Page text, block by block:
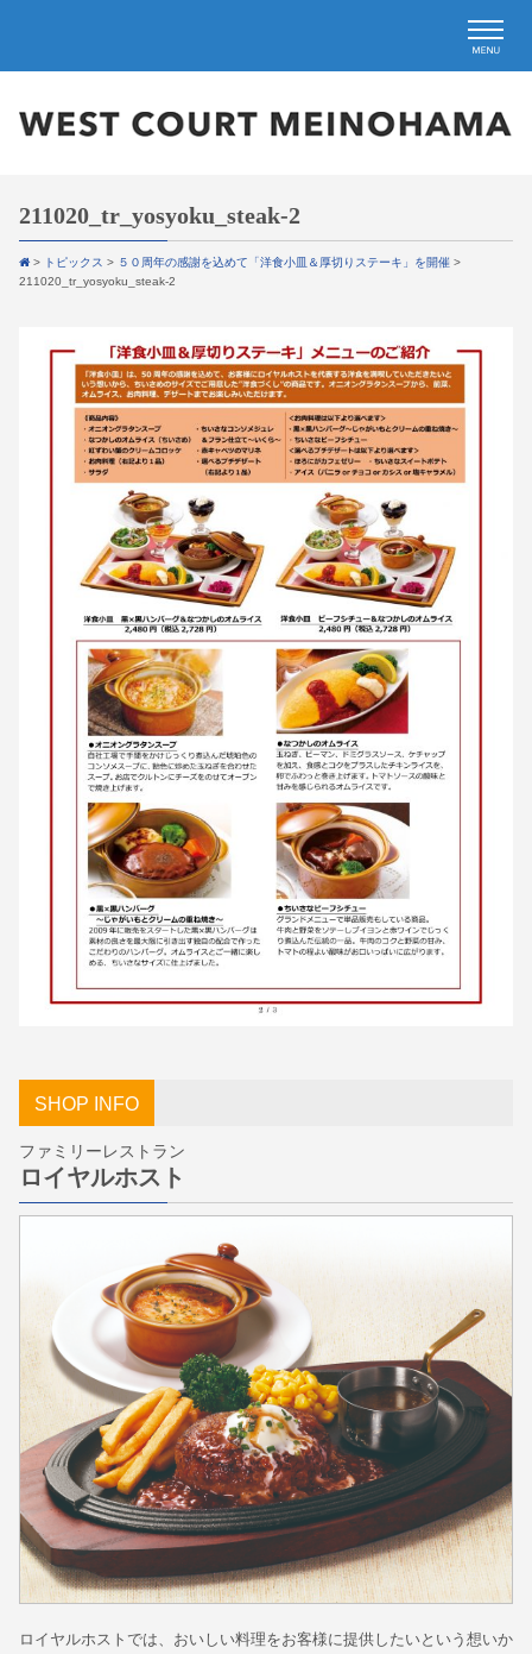
211020_tr_yosyoku_steak-2
> トピックス > ５０周年の感謝を込めて「洋食小皿＆厚切りステーキ」を開催 >
211020_tr_yosyoku_steak-2
SHOP INFO
ファミリーレストラン
ロイヤルホスト
ロイヤルホストでは、おいしい料理をお客様に提供したいという想いか